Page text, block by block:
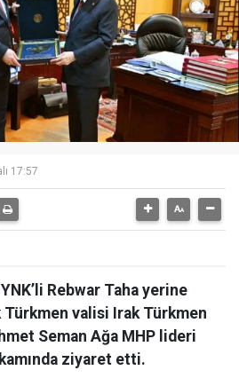
17:57
Rebwar Taha yerine
valisi Irak Türkmen
Seman Ağa MHP lideri
ziyaret etti.